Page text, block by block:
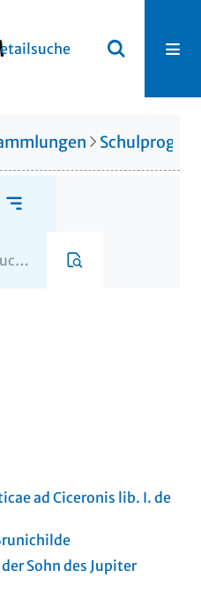
ad Ciceronis lib. I. de
Sohn des Jupiter